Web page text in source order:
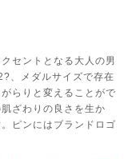
セントとなる大人の男
、メダルサイズで存在
らりと変えることがで
ざわりの良さを生か
ピンにはブランドロゴ